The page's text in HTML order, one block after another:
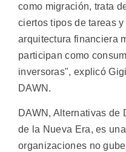
como migración, trata
ciertos tipos de tareas
arquitectura financiera
participan como
inversoras", explicó
DAWN.
DAWN, Alternativas de
de la Nueva Era, es
organizaciones no